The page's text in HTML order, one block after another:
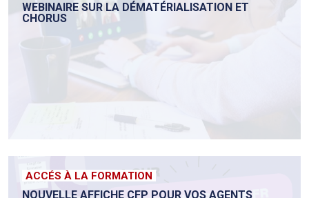
WEBINAIRE SUR LA DÉMATÉRIALISATION ET
CHORUS
ACCÉS À LA FORMATION
NOUVELLE AFFICHE CFP POUR VOS AGENTS